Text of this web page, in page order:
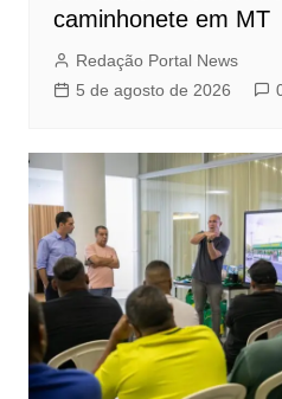
caminhonete em MT
Redação Portal News
5 de agosto de 2026